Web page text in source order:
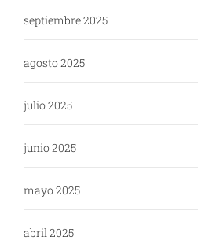
septiembre 2025
agosto 2025
julio 2025
junio 2025
mayo 2025
abril 2025